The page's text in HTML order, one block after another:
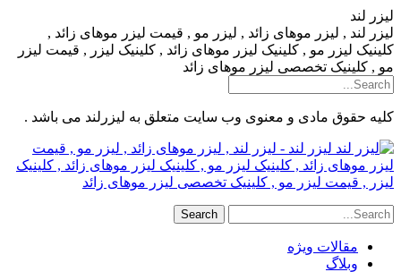
لیزر لند
لیزر لند , لیزر موهای زائد , لیزر مو , قیمت لیزر موهای زائد ,
کلینیک لیزر مو , کلینیک لیزر موهای زائد , کلینیک لیزر , قیمت لیزر
مو , کلینیک تخصصی لیزر موهای زائد
کلیه حقوق مادی و معنوی وب سایت متعلق به لیزرلند می باشد .
لیزر لند - لیزر لند , لیزر موهای زائد , لیزر مو , قیمت
لیزر موهای زائد , کلینیک لیزر مو , کلینیک لیزر موهای زائد , کلینیک
لیزر , قیمت لیزر مو , کلینیک تخصصی لیزر موهای زائد
مقالات ویژه
وبلاگ